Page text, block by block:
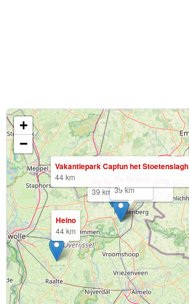
39 km 39 km
Vakantiepark Capfun het Stoetenslagh
44 km
Heino
44 km
+
−